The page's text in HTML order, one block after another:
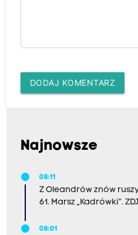
DODAJ KOMENTARZ
Najnowsze
08:11
Z Oleandrów znów
61. Marsz „Kadrówki”.
08:01